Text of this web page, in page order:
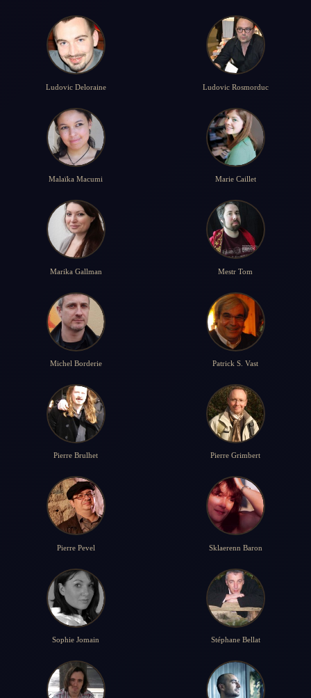
Ludovic Deloraine Ludovic Rosmorduc
Malaïka Macumi Marie Caillet
Marika Gallman Mestr Tom
Michel Borderie Patrick S. Vast
Pierre Brulhet Pierre Grimbert
Pierre Pevel Sklaerenn Baron
Sophie Jomain Stéphane Bellat